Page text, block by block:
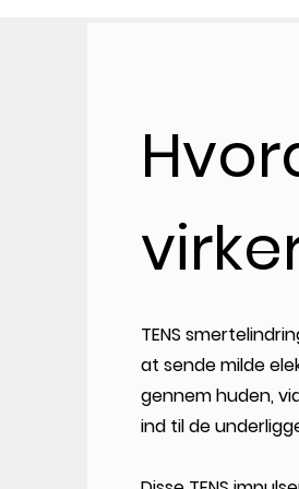
TENS
at sende milde
gennem huden,
ind til de